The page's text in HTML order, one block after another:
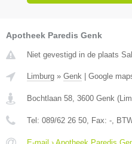
Apotheek Paredis Genk
Niet gevestigd in de plaats
Limburg » Genk Google
Bochtlaan 58 3600 Genk (
Tel: 089/62 26 50 , Fax: - ,